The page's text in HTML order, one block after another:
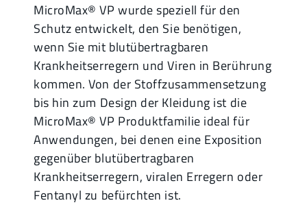
MicroMax® VP wurde speziell für den
Schutz entwickelt, den Sie benötigen,
wenn Sie mit blutübertragbaren
Krankheitserregern und Viren in Berührung
kommen. Von der Stoffzusammensetzung
bis hin zum Design der Kleidung ist die
MicroMax® VP Produktfamilie ideal für
Anwendungen, bei denen eine Exposition
gegenüber blutübertragbaren
Krankheitserregern, viralen Erregern oder
Fentanyl zu befürchten ist.